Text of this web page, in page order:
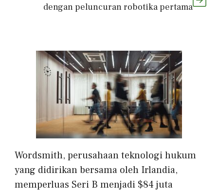
dengan peluncuran robotika pertama
Wordsmith, perusahaan teknologi hukum
yang didirikan bersama oleh Irlandia,
memperluas Seri B menjadi $84 juta